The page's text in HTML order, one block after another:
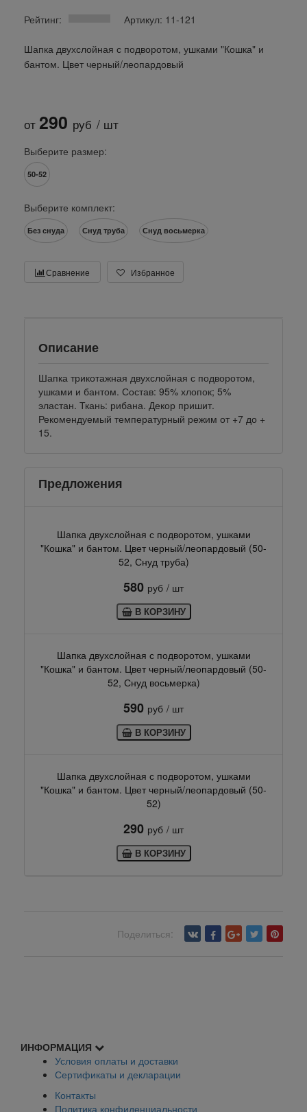
Рейтинг: Артикул: 11-121
Шапка двухслойная с подворотом, ушками "Кошка" и
бантом. Цвет черный/леопардовый
от 290 руб / шт
Выберите размер:
50-52
Выберите комплект:
Без снуда Снуд труба Снуд восьмерка
Сравнение Избранное
Описание
Шапка трикотажная двухслойная с подворотом,
ушками и бантом. Состав: 95% хлопок; 5%
эластан. Ткань: рибана. Декор пришит.
Рекомендуемый температурный режим от +7 до +
15.
Предложения
Шапка двухслойная с подворотом, ушками
"Кошка" и бантом. Цвет черный/леопардовый (50-
52, Снуд труба)
580 руб / шт
В КОРЗИНУ
Шапка двухслойная с подворотом, ушками
"Кошка" и бантом. Цвет черный/леопардовый (50-
52, Снуд восьмерка)
590 руб / шт
В КОРЗИНУ
Шапка двухслойная с подворотом, ушками
"Кошка" и бантом. Цвет черный/леопардовый (50-
52)
290 руб / шт
В КОРЗИНУ
Поделиться:
ИНФОРМАЦИЯ
Условия оплаты и доставки
Сертификаты и декларации
Контакты
Политика конфиденциальности